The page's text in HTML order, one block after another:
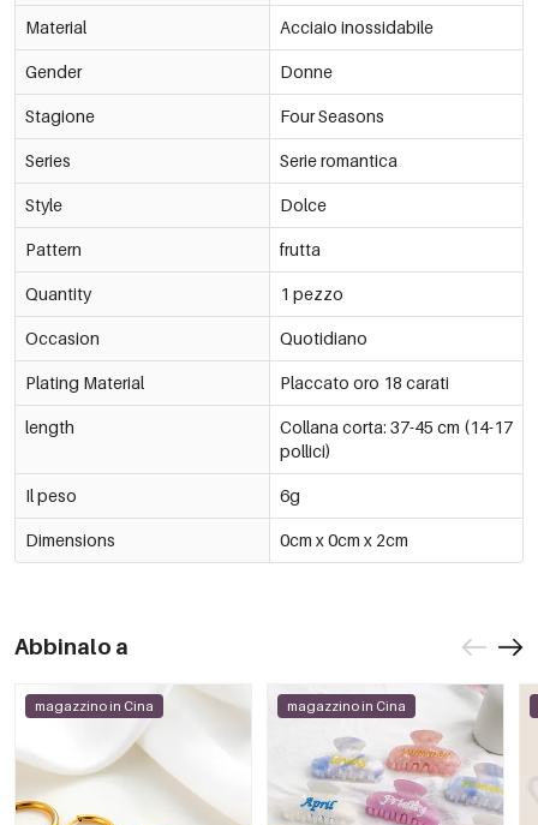
Material Acciaio inossidabile
Gender Donne
Stagione Four Seasons
Series Serie romantica
Style Dolce
Pattern frutta
Quantity 1 pezzo
Occasion Quotidiano
Plating Material Placcato oro 18 carati
length
Collana corta: 37-45 cm (14-17
pollici)
Il peso 6g
Dimensions 0cm x 0cm x 2cm
Abbinalo a
magazzino in Cina magazzino in Cina